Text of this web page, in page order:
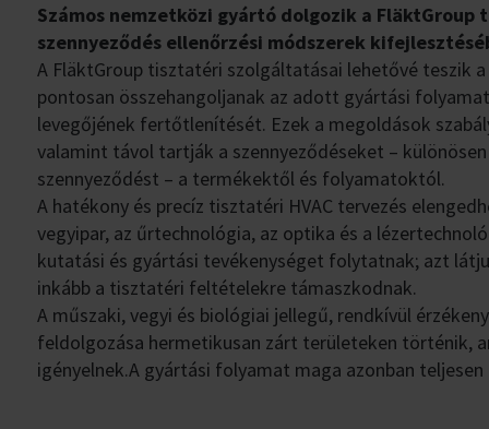
Számos nemzetközi gyártó dolgozik a
szennyeződés ellenőrzési módszerek
A FläktGroup tisztatéri szolgáltatásai lehetővé teszik
pontosan összehangoljanak az adott gyártási
levegőjének fertőtlenítését. Ezek a megoldások
valamint távol tartják a szennyeződéseket –
szennyeződést – a termékektől és folyamatoktól.
A hatékony és precíz tisztatéri HVAC tervezés
vegyipar, az űrtechnológia, az optika és a
kutatási és gyártási tevékenységet folytatnak; azt
inkább a tisztatéri feltételekre támaszkodnak.
A műszaki, vegyi és biológiai jellegű, rendkívül
feldolgozása hermetikusan zárt területeken történik,
igényelnek.A gyártási folyamat maga azonban